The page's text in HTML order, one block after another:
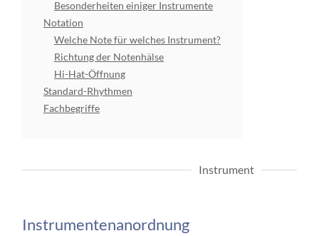
Besonderheiten einiger Instrumente
Notation
Welche Note für welches Instrument?
Richtung der Notenhälse
Hi-Hat-Öffnung
Standard-Rhythmen
Fachbegriffe
Instrument
Instrumentenanordnung